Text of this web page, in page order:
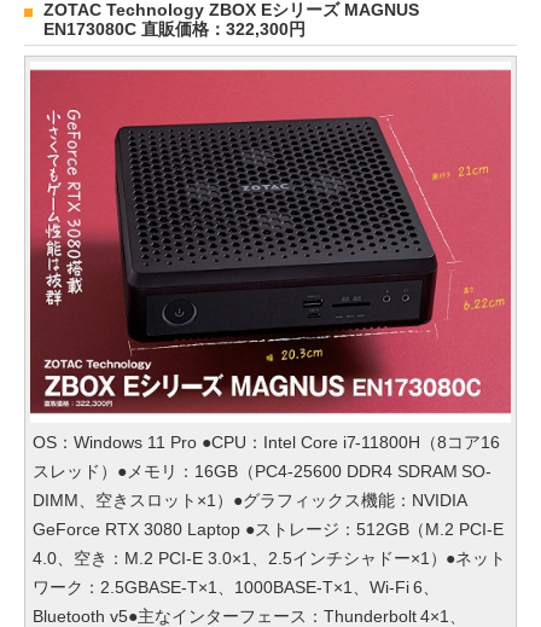
ZOTAC Technology ZBOX Eシリーズ MAGNUS
EN173080C 直販価格：322,300円
OS：Windows 11 Pro ●CPU：Intel Core i7-11800H（8コア16
スレッド）●メモリ：16GB（PC4-25600 DDR4 SDRAM SO-
DIMM、空きスロット×1）●グラフィックス機能：NVIDIA
GeForce RTX 3080 Laptop ●ストレージ：512GB（M.2 PCI-E
4.0、空き：M.2 PCI-E 3.0×1、2.5インチシャドー×1）●ネット
ワーク：2.5GBASE-T×1、1000BASE-T×1、Wi-Fi 6、
Bluetooth v5●主なインターフェース：Thunderbolt 4×1、